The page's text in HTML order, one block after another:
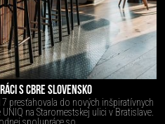
S CBRE SLOVENSKO
presťahovala do nových inšpiratívnych
na Staromestskej ulici v Bratislave.